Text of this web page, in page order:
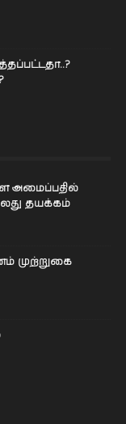
அமைப்பதில்
தயக்கம்
முற்றுகை